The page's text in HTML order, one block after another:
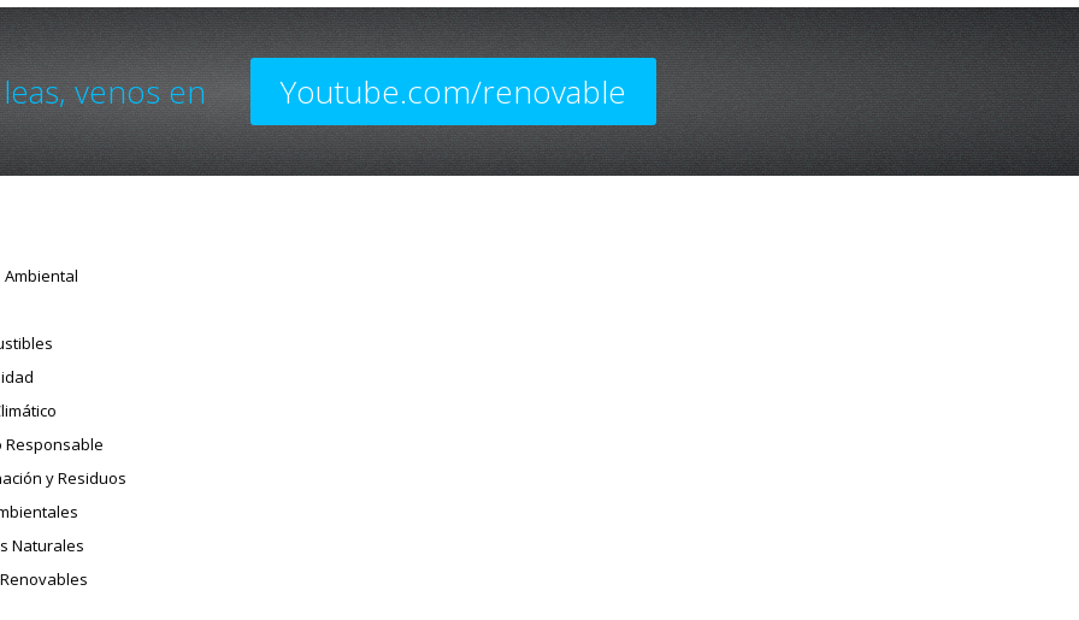
venos en Youtube.com/renovable
Ambiental
Responsable
y Residuos
Naturales